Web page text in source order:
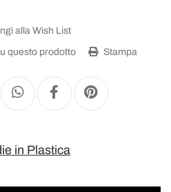
alla Wish List
questo prodotto Stampa
in Plastica